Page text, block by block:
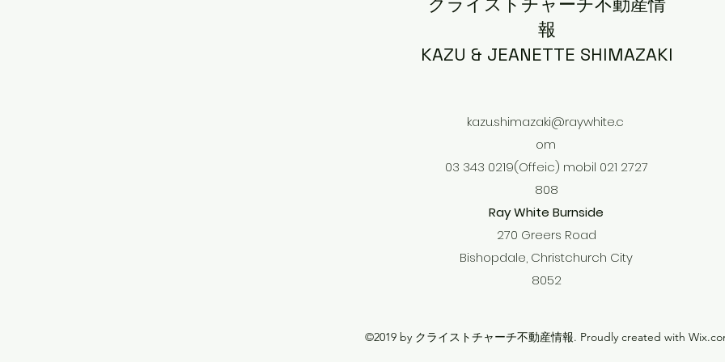
報
KAZU & JEANETTE SHIMAZAKI
kazu.shimazaki@raywhite.c
om
03 343 0219(Offeic) mobil 021 2727
808
Ray White Burnside
270 Greers Road
Bishopdale, Christchurch City
8052
©2019 by クライストチャーチ不動産情報. Proudly created with